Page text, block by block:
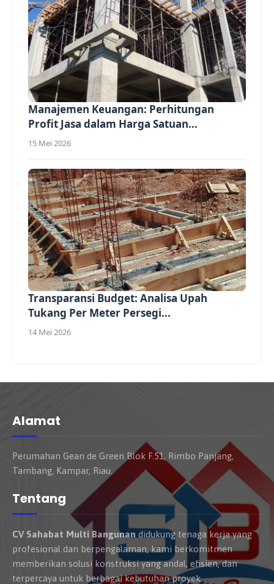
Manajemen Keuangan: Perhitungan
Profit Jasa dalam Harga Satuan...
15 Mei 2026
Transparansi Budget: Analisa Upah
Tukang Per Meter Persegi...
14 Mei 2026
Alamat
Perumahan Gean de Green Blok F.51, Rimbo Panjang,
Tambang, Kampar, Riau.
Tentang
CV Sahabat Multi Bangunan didukung tenaga kerja yang
profesional dan berpengalaman, kami berkomitmen
memberikan solusi konstruksi yang andal, efisien, dan
terpercaya untuk berbagai kebutuhan proyek.